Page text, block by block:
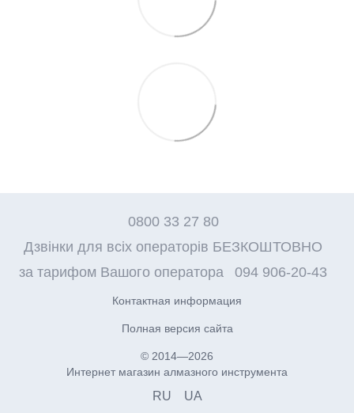
0800 33 27 80
Дзвінки для всіх операторів БЕЗКОШТОВНО
за тарифом Вашого оператора
094 906-20-43
Контактная информация
Полная версия сайта
© 2014—2026
Интернет магазин алмазного инструмента
RU UA